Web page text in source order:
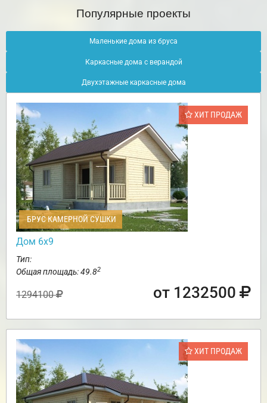
Популярные проекты
Маленькие дома из бруса
Каркасные дома с верандой
Двухэтажные каркасные дома
ХИТ ПРОДАЖ
БРУС КАМЕРНОЙ СУШКИ
Дом 6х9
Тип:
Общая площадь: 49.82
1294100 от 1232500
ХИТ ПРОДАЖ